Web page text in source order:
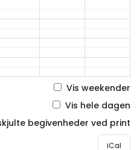
Vis weekender
Vis hele dagen
begivenheder ved print
iCal